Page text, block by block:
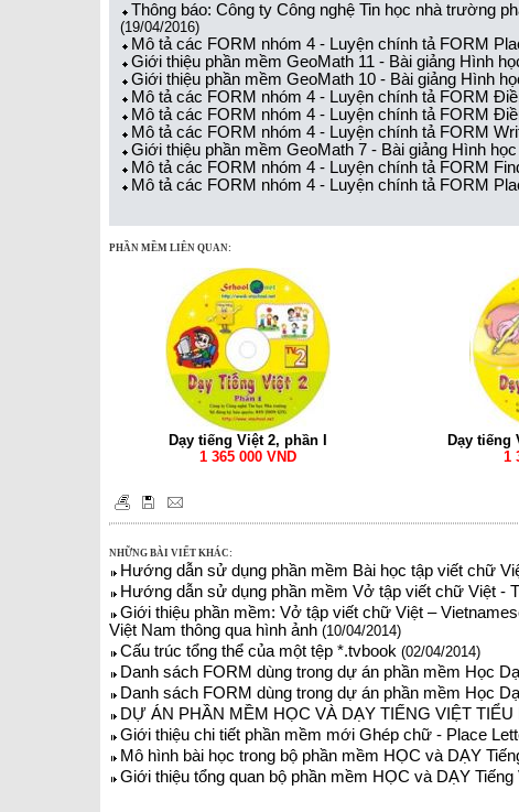
Thông báo: Công ty Công nghệ Tin học nhà trường
(19/04/2016)
Mô tả các FORM nhóm 4 - Luyện chính tả FORM
Giới thiệu phần mềm GeoMath 11 - Bài giảng Hình
Giới thiệu phần mềm GeoMath 10 - Bài giảng Hình
Mô tả các FORM nhóm 4 - Luyện chính tả FORM
Mô tả các FORM nhóm 4 - Luyện chính tả FORM
Mô tả các FORM nhóm 4 - Luyện chính tả FORM
Giới thiệu phần mềm GeoMath 7 - Bài giảng Hình
Mô tả các FORM nhóm 4 - Luyện chính tả FORM
Mô tả các FORM nhóm 4 - Luyện chính tả FORM
PHẦN MỀM LIÊN QUAN:
Dạy tiếng Việt 2, phần I
1 365 000 VND
Dạy tiếng
1
NHỮNG BÀI VIẾT KHÁC:
Hướng dẫn sử dụng phần mềm Bài học tập viết chữ
Hướng dẫn sử dụng phần mềm Vở tập viết chữ Việt -
Giới thiệu phần mềm: Vở tập viết chữ Việt –
Việt Nam thông qua hình ảnh (10/04/2014)
Cấu trúc tổng thể của một tệp *.tvbook (02/04/2014)
Danh sách FORM dùng trong dự án phần mềm Học
Danh sách FORM dùng trong dự án phần mềm Học
DỰ ÁN PHẦN MỀM HỌC VÀ DẠY TIẾNG VIỆT TIỂU
Giới thiệu chi tiết phần mềm mới Ghép chữ - Place
Mô hình bài học trong bộ phần mềm HỌC và DẠY
Giới thiệu tổng quan bộ phần mềm HỌC và DẠY Tiếng